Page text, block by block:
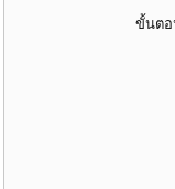
ขั้นตอ